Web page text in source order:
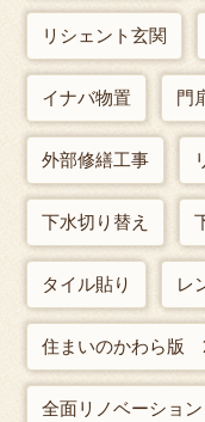
リシェント玄関
イナバ物置 門
外部修繕工事
下水切り替え
タイル貼り レ
住まいのかわら版
全面リノベーション